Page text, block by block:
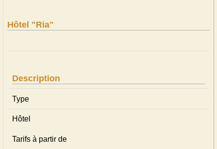
Hôtel "Ria"
Description
Type
Hôtel
Tarifs à partir de